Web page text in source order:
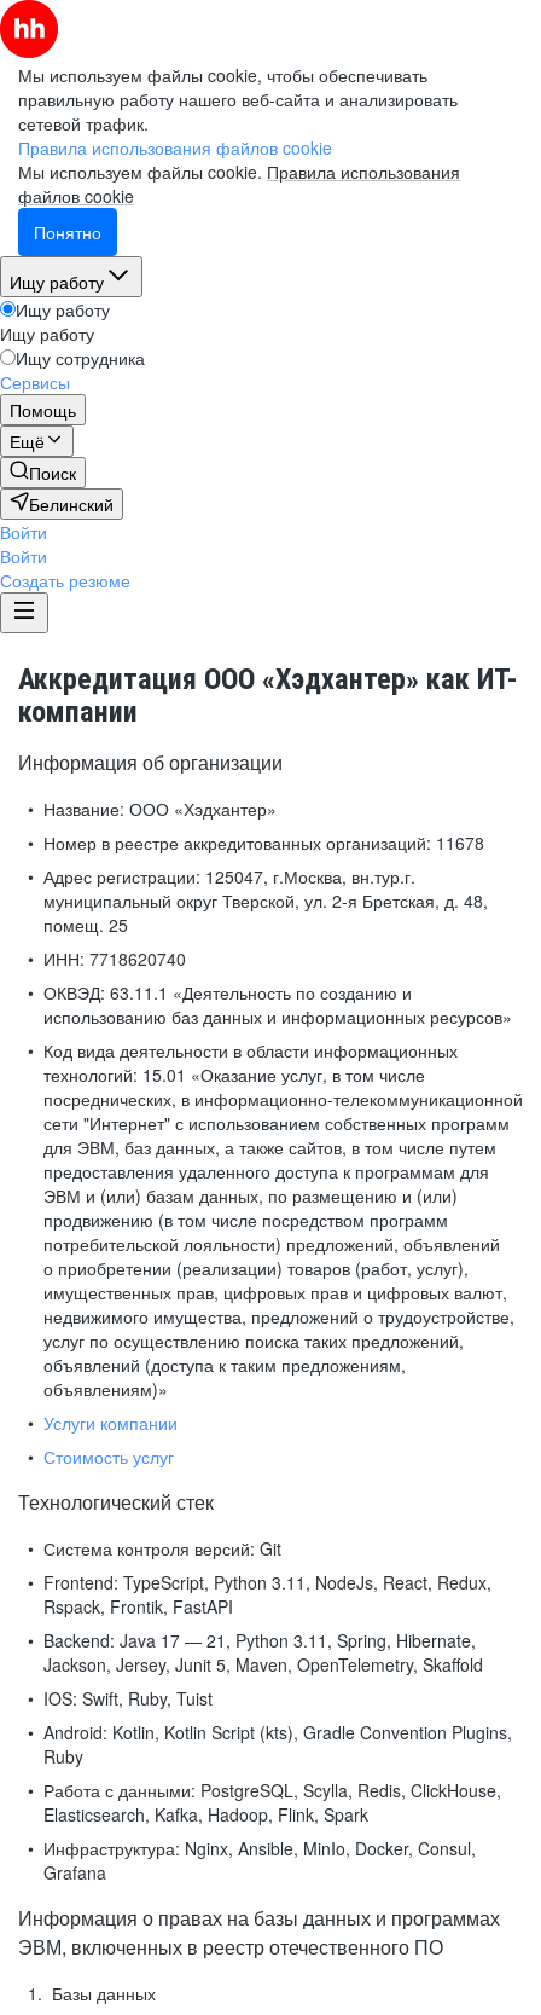
Мы используем файлы cookie, чтобы обеспечивать
правильную работу нашего веб-сайта и анализировать
сетевой трафик.
Правила использования файлов cookie
Мы используем файлы cookie. Правила использования
файлов cookie
Понятно
Ищу работу
Ищу работу
Ищу работу
Ищу сотрудника
Сервисы
Помощь
Ещё
Поиск
Белинский
Войти
Войти
Создать резюме
Аккредитация ООО «Хэдхантер» как ИТ-
компании
Информация об организации
Название: ООО «Хэдхантер»
Номер в реестре аккредитованных организаций: 11678
Адрес регистрации: 125047, г.Москва, вн.тур.г.
муниципальный округ Тверской, ул. 2-я Бретская, д. 48,
помещ. 25
ИНН: 7718620740
ОКВЭД: 63.11.1 «Деятельность по созданию и
использованию баз данных и информационных ресурсов»
Код вида деятельности в области информационных
технологий: 15.01 «Оказание услуг, в том числе
посреднических, в информационно-телекоммуникационной
сети "Интернет" с использованием собственных программ
для ЭВМ, баз данных, а также сайтов, в том числе путем
предоставления удаленного доступа к программам для
ЭВМ и (или) базам данных, по размещению и (или)
продвижению (в том числе посредством программ
потребительской лояльности) предложений, объявлений
о приобретении (реализации) товаров (работ, услуг),
имущественных прав, цифровых прав и цифровых валют,
недвижимого имущества, предложений о трудоустройстве,
услуг по осуществлению поиска таких предложений,
объявлений (доступа к таким предложениям,
объявлениям)»
Услуги компании
Стоимость услуг
Технологический стек
Система контроля версий: Git
Frontend: TypeScript, Python 3.11, NodeJs, React, Redux,
Rspack, Frontik, FastAPI
Backend: Java 17 — 21, Python 3.11, Spring, Hibernate,
Jackson, Jersey, Junit 5, Maven, OpenTelemetry, Skaffold
IOS: Swift, Ruby, Tuist
Android: Kotlin, Kotlin Script (kts), Gradle Convention Plugins,
Ruby
Работа с данными: PostgreSQL, Scylla, Redis, ClickHouse,
Elasticsearch, Kafka, Hadoop, Flink, Spark
Инфраструктура: Nginx, Ansible, MinIo, Docker, Consul,
Grafana
Информация о правах на базы данных и программах
ЭВМ, включенных в реестр отечественного ПО
Базы данных